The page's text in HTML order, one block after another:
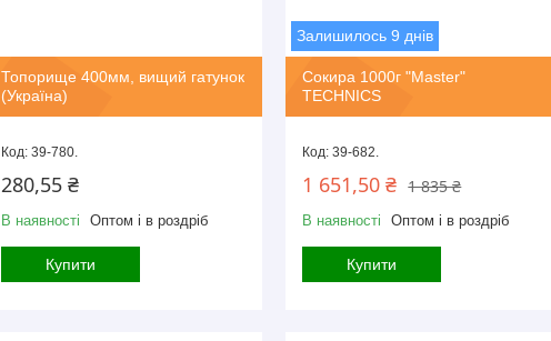
Топорище 400мм, вищий гатунок
(Україна)
39-780.
280,55 ₴
В наявності Оптом і в роздріб
Купити
Залишилось 9 днів
Сокира 1000г "Master"
TECHNICS
39-682.
1 835 ₴
1 651,50 ₴
В наявності Оптом і в роздріб
Купити